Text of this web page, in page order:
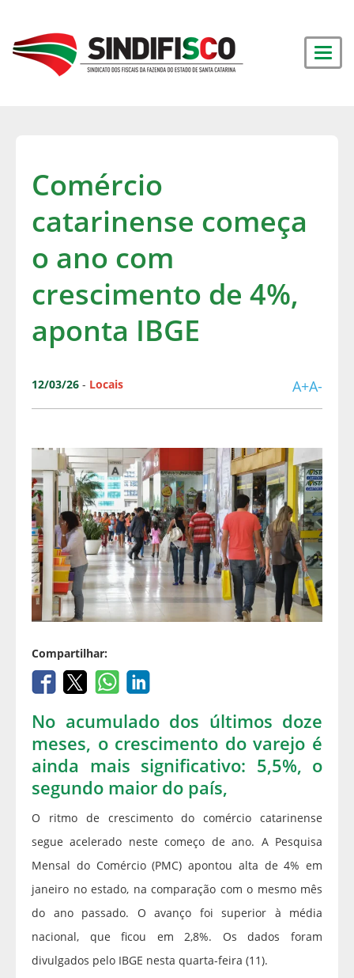
Comércio
catarinense começa
o ano com
crescimento de 4%,
aponta IBGE
12/03/26 - Locais A+A-
Compartilhar:
No acumulado dos últimos doze
meses, o crescimento do varejo é
ainda mais significativo: 5,5%, o
segundo maior do país,
O ritmo de crescimento do comércio catarinense
segue acelerado neste começo de ano. A Pesquisa
Mensal do Comércio (PMC) apontou alta de 4% em
janeiro no estado, na comparação com o mesmo mês
do ano passado. O avanço foi superior à média
nacional, que ficou em 2,8%. Os dados foram
divulgados pelo IBGE nesta quarta-feira (11).